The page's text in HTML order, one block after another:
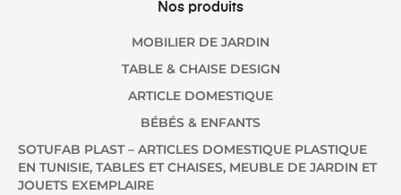
Nos produits
MOBILIER DE JARDIN
TABLE & CHAISE DESIGN
ARTICLE DOMESTIQUE
BÉBÉS & ENFANTS
SOTUFAB PLAST – ARTICLES DOMESTIQUE PLASTIQUE
EN TUNISIE, TABLES ET CHAISES, MEUBLE DE JARDIN ET
JOUETS EXEMPLAIRE